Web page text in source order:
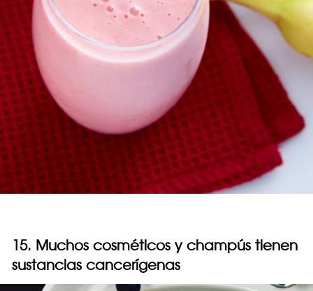
15. Muchos cosméticos y champús tienen
sustancias cancerígenas